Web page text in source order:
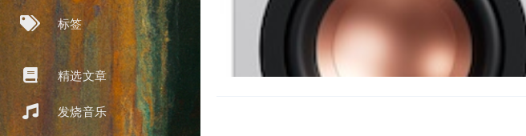
标签
精选文章
发烧音乐